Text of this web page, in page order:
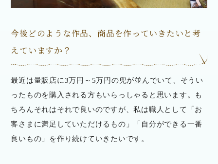
今後どのような作品、商品を作っていきたいと考
えていますか？
最近は量販店に3万円～5万円の兜が並んでいて、そうい
ったものを購入される方もいらっしゃると思います。も
ちろんそれはそれで良いのですが、私は職人として「お
客さまに満足していただけるもの」「自分ができる一番
良いもの」を作り続けていきたいです。